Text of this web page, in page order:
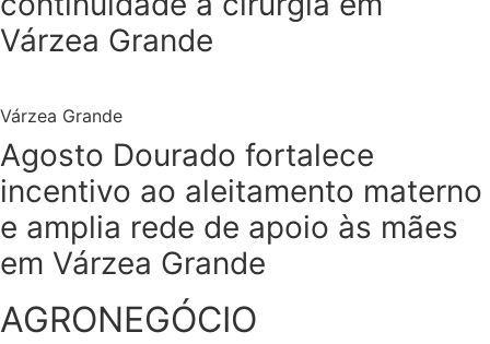
Várzea Grande
Várzea Grande
Agosto Dourado fortalece
incentivo ao aleitamento materno
e amplia rede de apoio às mães
em Várzea Grande
AGRONEGÓCIO